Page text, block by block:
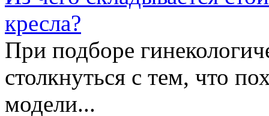
кресла?
При подборе
столкнуться с тем, что
модели...